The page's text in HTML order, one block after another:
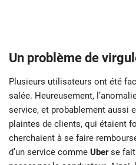
Un problème de
Plusieurs utilisateurs ont été
salée. Heureusement,
service, et probablement aussi
plaintes de clients, qui étaient
cherchaient à se faire
d’un service comme Uberse